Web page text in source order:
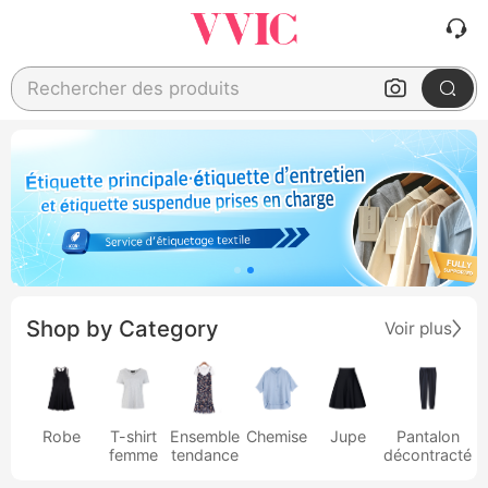
Rechercher des produits
Shop by Category Voir plus
Robe
T-shirt
femme
Ensemble
tendance
Chemise Jupe
Pantalon
décontracté